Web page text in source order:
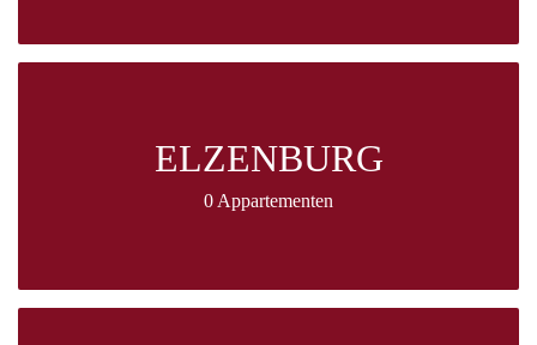
ELZENBURG
0 Appartementen